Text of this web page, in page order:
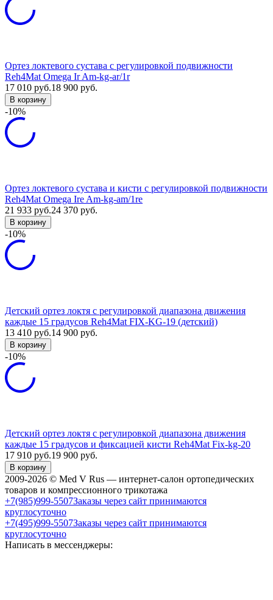
Ортез локтевого сустава с регулировкой подвижности
Reh4Mat Omega Ir Am-kg-ar/1r
17 010 руб.18 900 руб.
В корзину
-10%
Ортез локтевого сустава и кисти с регулировкой подвижности
Reh4Mat Omega Ire Am-kg-am/1re
21 933 руб.24 370 руб.
В корзину
-10%
Детский ортез локтя с регулировкой диапазона движения
каждые 15 градусов Reh4Mat FIX-KG-19 (детский)
13 410 руб.14 900 руб.
В корзину
-10%
Детский ортез локтя с регулировкой диапазона движения
каждые 15 градусов и фиксацией кисти Reh4Mat Fix-kg-20
17 910 руб.19 900 руб.
В корзину
2009-2026 © Med V Rus — интернет-салон ортопедических
товаров и компрессионного трикотажа
+7(985)999-5507Заказы через сайт принимаются
круглосуточно
+7(495)999-5507Заказы через сайт принимаются
круглосуточно
Написать в мессенджеры: